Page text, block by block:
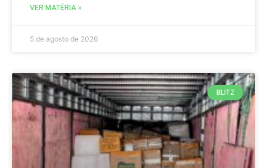
VER MATÉRIA »
5 de agosto de 2026
BLITZ